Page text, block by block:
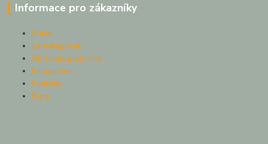
Informace pro zákazníky
O nás
Jak nakupovat
Obchodní podmínky
Fotogalerie
Kontakty
Blog